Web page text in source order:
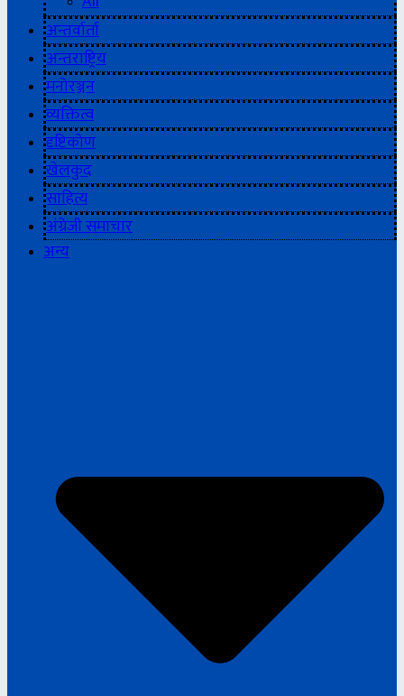
अन्तर्वार्ता
अन्तराष्ट्रिय
मनोरञ्जन
व्यक्तित्व
दृष्टिकोण
खेलकुद
साहित्य
अंग्रेजी समाचार
अन्य